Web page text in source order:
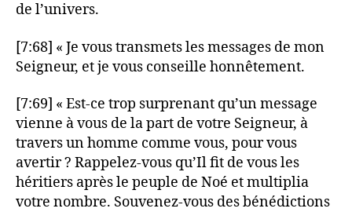
de l’univers.
[7:68] « Je vous transmets les messages de mon
Seigneur, et je vous conseille honnêtement.
[7:69] « Est-ce trop surprenant qu’un message
vienne à vous de la part de votre Seigneur, à
travers un homme comme vous, pour vous
avertir ? Rappelez-vous qu’Il fit de vous les
héritiers après le peuple de Noé et multiplia
votre nombre. Souvenez-vous des bénédictions